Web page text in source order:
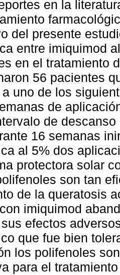
en la
del presente
entre imiquimod
en el tratamiento
56 pacientes
uno de los
de
de
16 semanas
al 5% dos
protectora solar
son tan
de la queratosis
imiquimod
efectos
que fue bien
los polifenoles
para el